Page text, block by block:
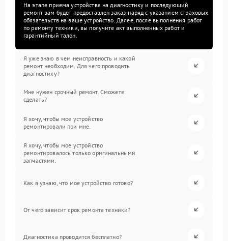
На этапе приема устройства на диагностику и последующий
ремонт вам будет предоставлен заказ-наряд с указанием страховых
обязательств на ваше устройство. Далее, после выполнения работ
по ремонту техники, вы получите акт выполненных работ и
гарантийный талон.
Я уже знаю в чем неисправность и какой
ремонт необходим. Для чего проводить
диагностику?
Мне нужен срочный ремонт. Сможете
сделать?
Я хочу, чтобы мое устройство
ремонтировали при мне.
Я хочу, чтобы мое устройство
ремонтировалось только оригинальными
запчастями.
Как я узнаю, что мое устройство готово?
От чего зависит срок ремонта техники?
Диагностика проводится бесплатно?